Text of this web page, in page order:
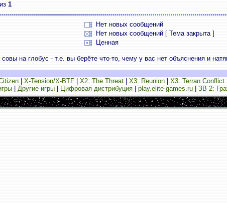
1
Нет новых сообщений
Нет новых сообщений [ Тема закрыта ]
Ценная
на глобус - т.е. вы берёте что-то, чему у вас нет объяснения и
| X-Tension/X-BTF| X2: The Threat| X3: Reunion| X3: Terran Conflict|
| Другие игры| Цифровая дистрибуция| play.elite-games.ru| ЗВ 2: